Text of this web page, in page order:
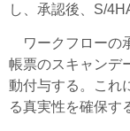
し、承認後、S/
ワークフローの
帳票のスキャンデ
動付与する。これ
る真実性を確保す